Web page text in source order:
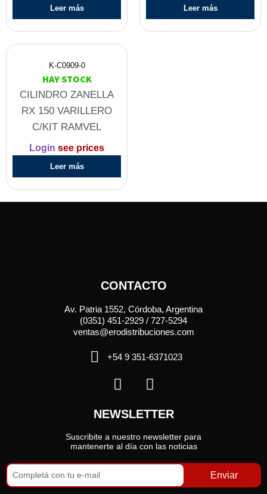
Leer más Leer más
K-C0909-0
HAY STOCK
CILINDRO ZANELLA
RX 150 VARILLERO
C/KIT RAMVEL
Login see prices
Leer más
CONTACTO
Av. Patria 1552, Córdoba, Argentina
(0351) 451-2929 / 727-5294
ventas@erodistribuciones.com
+54 9 351-6371023
NEWSLETTER
Suscribite a nuestro newsletter para
mantenerte al día con las noticias
Enviar